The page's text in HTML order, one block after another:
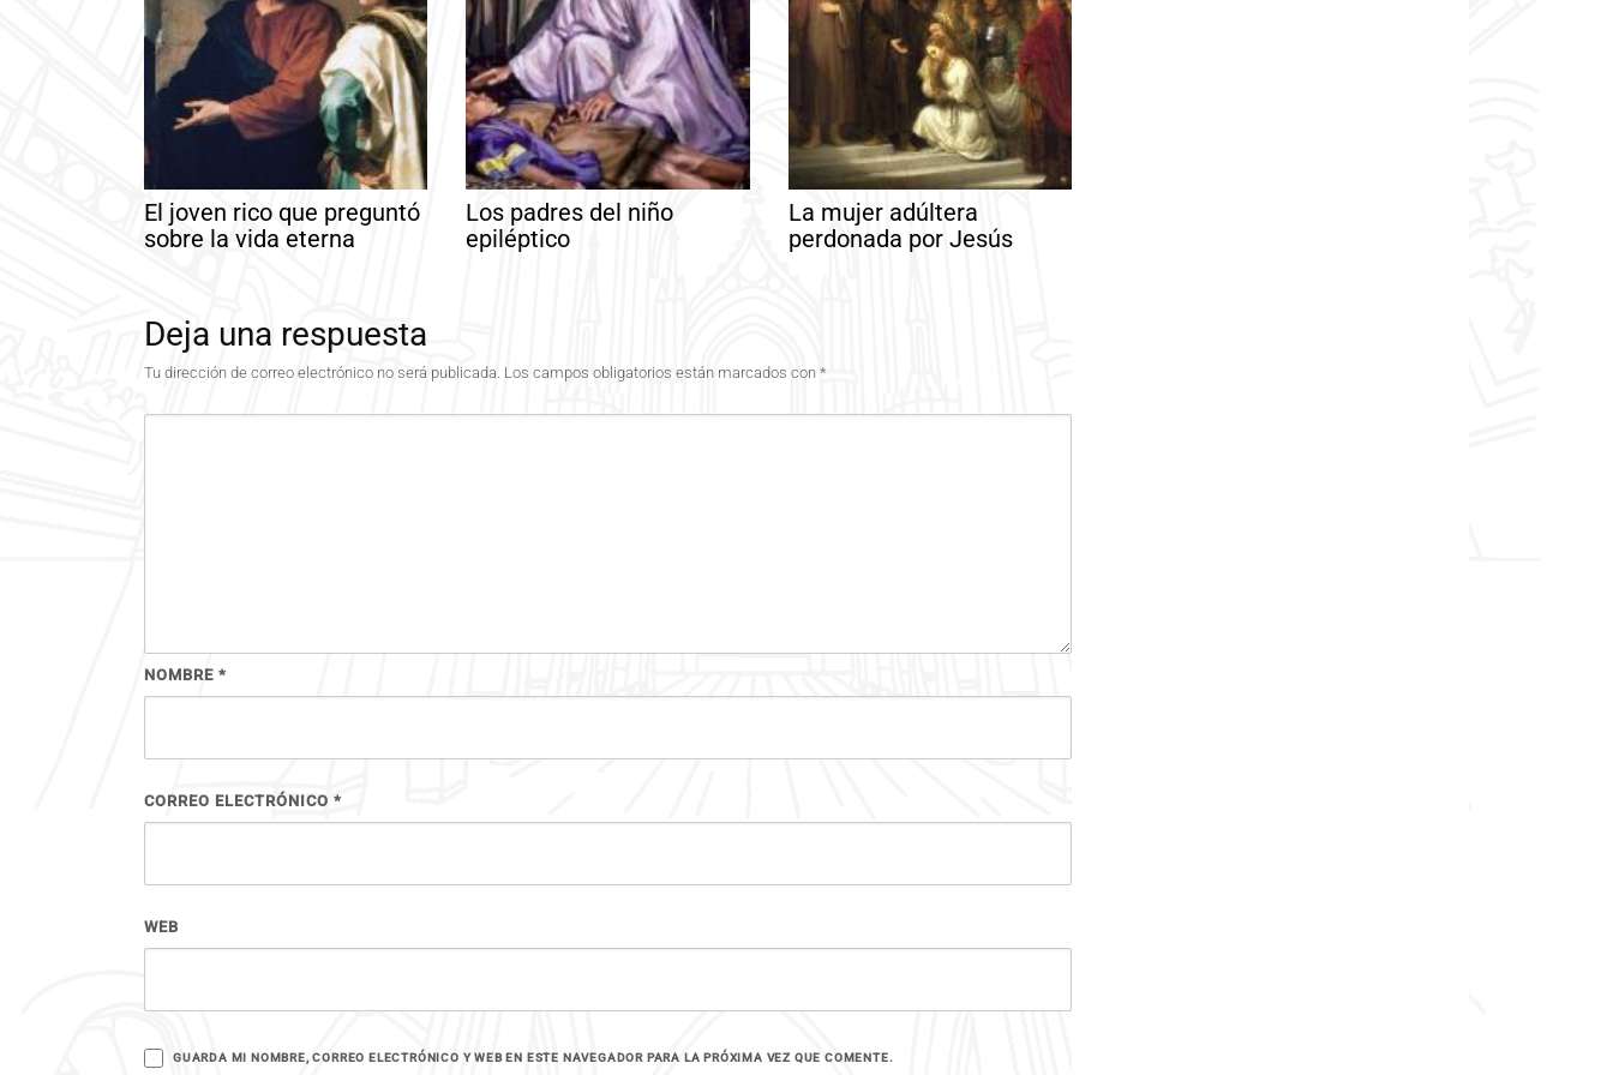
El joven rico que preguntó
sobre la vida eterna
Los padres del niño
epiléptico
La mujer adúltera
perdonada por Jesús
Deja una respuesta
Tu dirección de correo electrónico no será publicada. Los campos obligatorios están marcados con *
NOMBRE *
CORREO ELECTRÓNICO *
WEB
GUARDA MI NOMBRE, CORREO ELECTRÓNICO Y WEB EN ESTE NAVEGADOR PARA LA PRÓXIMA VEZ QUE COMENTE.